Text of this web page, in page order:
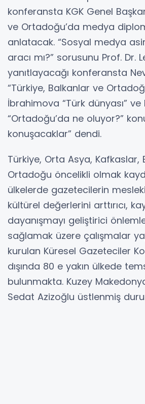
konferansta KGK Genel
ve Ortadoğu’da medya
anlatacak. “Sosyal medya
aracı mı?” sorusunu Prof. Dr.
yanıtlayacağı konferansta
“Türkiye, Balkanlar ve
İbrahimova “Türk dünyası”
“Ortadoğu’da ne oluyor?”
konuşacaklar” dendi.
Türkiye, Orta Asya, Kafkaslar,
Ortadoğu öncelikli olmak
ülkelerde gazetecilerin
kültürel değerlerini arttırıcı,
dayanışmayı geliştirici
sağlamak üzere çalışmalar
kurulan Küresel Gazeteciler
dışında 80 e yakın ülkede
bulunmakta. Kuzey
Sedat Azizoğlu üstlenmiş